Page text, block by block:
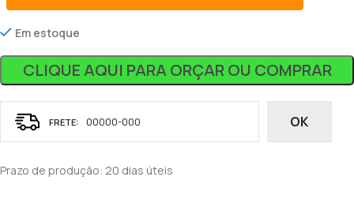
Em estoque
CLIQUE AQUI PARA ORÇAR OU COMPRAR
OK
Prazo de produção: 20 dias úteis